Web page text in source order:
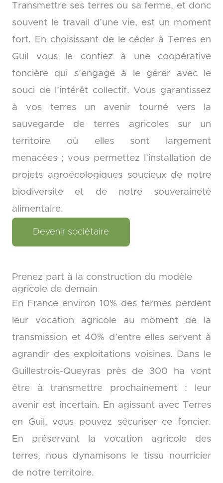
Transmettre ses terres ou sa ferme, et donc
souvent le travail d’une vie, est un moment
fort. En choisissant de le céder à Terres en
Guil vous le confiez à une coopérative
foncière qui s’engage à le gérer avec le
souci de l’intérêt collectif. Vous garantissez
à vos terres un avenir tourné vers la
sauvegarde de terres agricoles sur un
territoire où elles sont largement
menacées ; vous permettez l’installation de
projets agroécologiques soucieux de notre
biodiversité et de notre souveraineté
alimentaire.
Devenir sociétaire
Prenez part à la construction du modèle
agricole de demain
En France environ 10% des fermes perdent
leur vocation agricole au moment de la
transmission et 40% d’entre elles servent à
agrandir des exploitations voisines. Dans le
Guillestrois-Queyras près de 300 ha vont
être à transmettre prochainement : leur
avenir est incertain. En agissant avec Terres
en Guil, vous pouvez sécuriser ce foncier.
En préservant la vocation agricole des
terres, nous dynamisons le tissu nourricier
de notre territoire.